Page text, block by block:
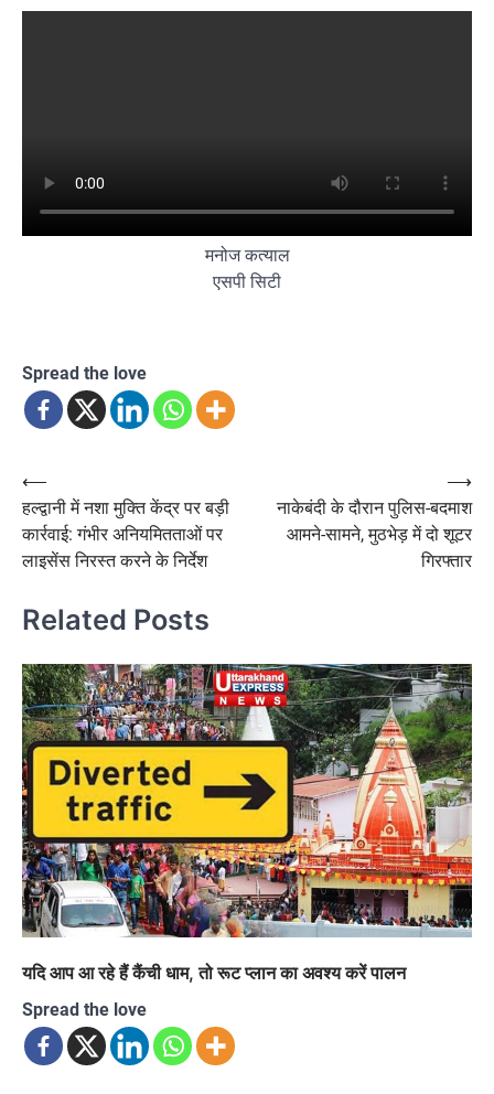
मनोज कत्याल
एसपी सिटी
Spread the love
Post
navigation
⟵
हल्द्वानी में नशा मुक्ति केंद्र पर बड़ी
कार्रवाई: गंभीर अनियमितताओं पर
लाइसेंस निरस्त करने के निर्देश
नाकेबंदी के दौरान पुलिस-बदमाश
आमने-सामने, मुठभेड़ में दो शूटर
गिरफ्तार
⟶
Related Posts
यदि आप आ रहे हैं कैंची धाम, तो रूट प्लान का अवश्य करें पालन
Spread the love